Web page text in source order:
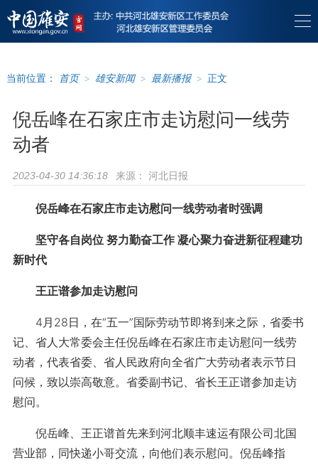
当前位置： 首页 > 雄安新闻 > 最新播报 > 正文
倪岳峰在石家庄市走访慰问一线劳
动者
2023-04-30 14:36:18 来源： 河北日报
倪岳峰在石家庄市走访慰问一线劳动者时强调
坚守各自岗位 努力勤奋工作 凝心聚力奋进新征程建功
新时代
王正谱参加走访慰问
4月28日，在“五一”国际劳动节即将到来之际，省委书
记、省人大常委会主任倪岳峰在石家庄市走访慰问一线劳
动者，代表省委、省人民政府向全省广大劳动者表示节日
问候，致以崇高敬意。省委副书记、省长王正谱参加走访
慰问。
倪岳峰、王正谱首先来到河北顺丰速运有限公司北国
营业部，同快递小哥交流，向他们表示慰问。倪岳峰指